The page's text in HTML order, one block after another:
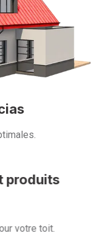
produits
votre toit.